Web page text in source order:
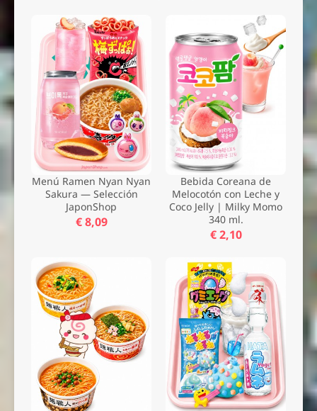
Menú Ramen Nyan Nyan
Sakura — Selección
JaponShop
€ 8,09
Bebida Coreana de
Melocotón con Leche y
Coco Jelly | Milky Momo
340 ml.
€ 2,10